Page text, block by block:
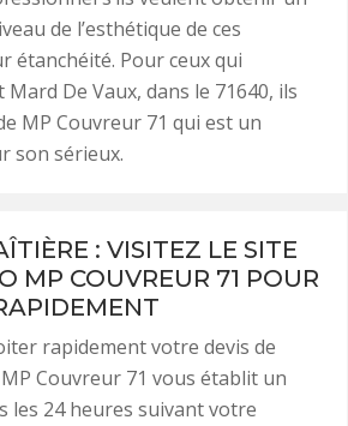
de l’esthétique de ces
étanchéité. Pour ceux qui
De Vaux, dans le 71640, ils
MP Couvreur 71 qui est un
son sérieux.
: VISITEZ LE SITE
MP COUVREUR 71 POUR
rapidement votre devis de
Couvreur 71 vous établit un
les 24 heures suivant votre